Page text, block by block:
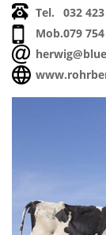
Tel.
032
Mob.079